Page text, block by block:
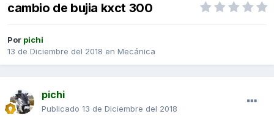
cambio de bujia kxct 300
Por pichi
13 de Diciembre del 2018 en Mecánica
pichi
Publicado 13 de Diciembre del 2018